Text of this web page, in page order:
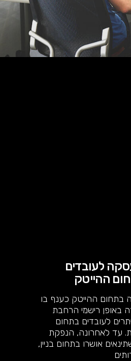
לעובדים
ההייטק
בתחום ההייטק כענף בו
באופן רישמי הרחבת
לעובדים בתחום
עד לאחרונה, הנפקת
אושרו בתחום בניין,